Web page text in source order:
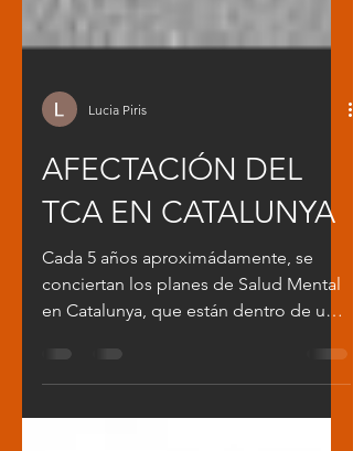
Lucia Piris
AFECTACIÓN DEL
TCA EN CATALUNYA
conciertan los planes de Salud Mental